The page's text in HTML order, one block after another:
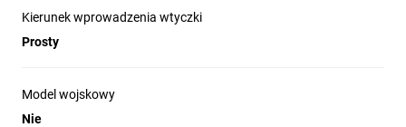
Kierunek wprowadzenia wtyczki
Prosty
Model wojskowy
Nie